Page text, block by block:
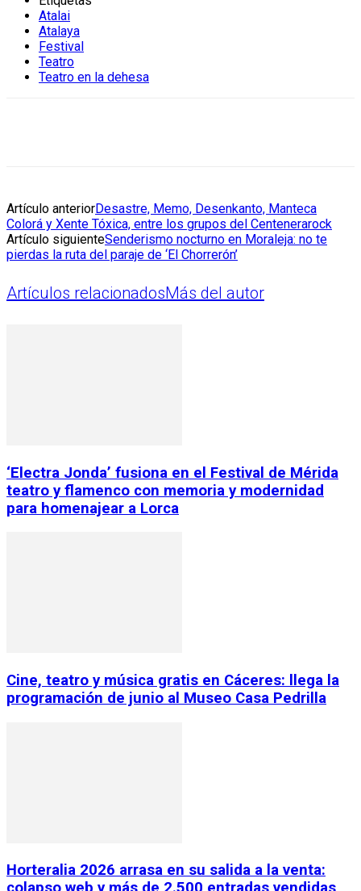
Atalai
Atalaya
Festival
Teatro
Teatro en la dehesa
Artículo anteriorDesastre, Memo, Desenkanto, Manteca
Colorá y Xente Tóxica, entre los grupos del Centenerarock
Artículo siguienteSenderismo nocturno en Moraleja: no te
pierdas la ruta del paraje de ‘El Chorrerón’
Artículos relacionadosMás del autor
‘Electra Jonda’ fusiona en el Festival de Mérida
teatro y flamenco con memoria y modernidad
para homenajear a Lorca
Cine, teatro y música gratis en Cáceres: llega la
programación de junio al Museo Casa Pedrilla
Horteralia 2026 arrasa en su salida a la venta: